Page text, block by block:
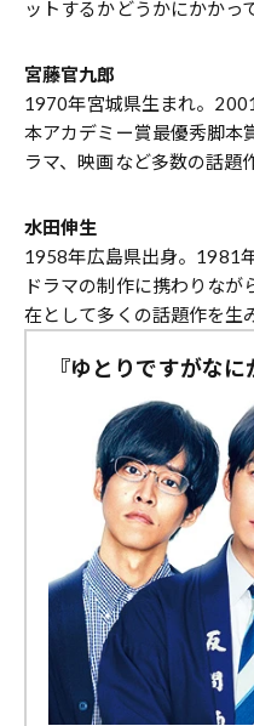
ットするかどうかにかかっ
宮藤官九郎
1970年宮城県生まれ。
本アカデミー賞最優秀脚本
ラマ、映画など多数の話題
水田伸生
1958年広島県出身。1981
ドラマの制作に携わりな
在として多くの話題作を生
『ゆとりですがな